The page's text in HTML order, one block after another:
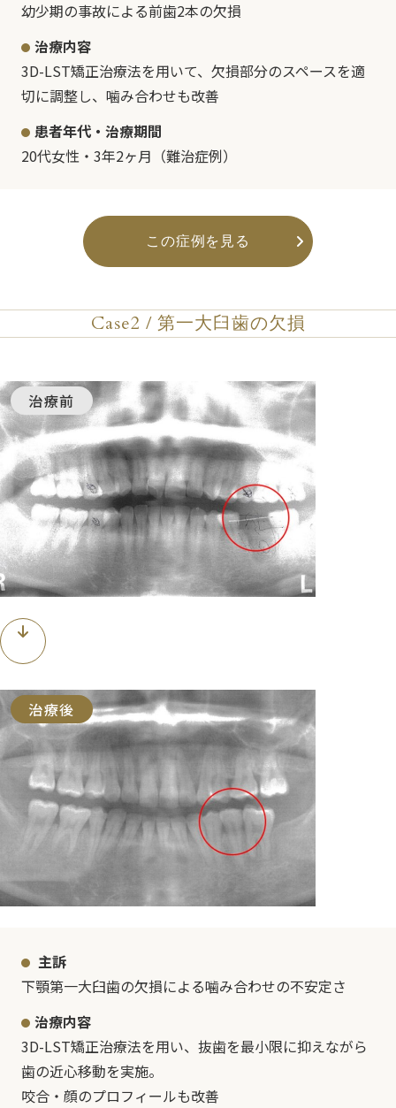
幼少期の事故による前歯2本の欠損
治療内容
3D-LST矯正治療法を用いて、欠損部分のスペースを適
切に調整し、噛み合わせも改善
患者年代・治療期間
20代女性・3年2ヶ月（難治症例）
この症例を見る
Case2 / 第一大臼歯の欠損
治療前
治療後
主訴
下顎第一大臼歯の欠損による噛み合わせの不安定さ
治療内容
3D-LST矯正治療法を用い、抜歯を最小限に抑えながら
歯の近心移動を実施。
咬合・顔のプロフィールも改善